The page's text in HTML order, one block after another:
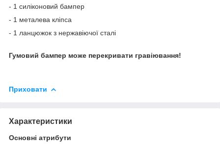
- 1 силіконовий бампер
- 1 металева кліпса
- 1 ланцюжок з нержавіючої сталі
Гумовий бампер може перекривати гравіювання!
Приховати
Характеристики
Основні атрибути